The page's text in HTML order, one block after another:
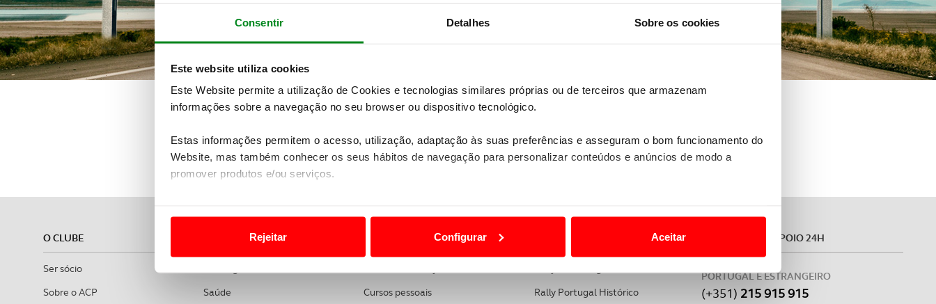
Consentir Detalhes Sobre os cookies
Este website utiliza cookies
Este Website permite a utilização de Cookies e tecnologias similares próprias ou de terceiros que armazenam
informações sobre a navegação no seu browser ou dispositivo tecnológico.
Estas informações permitem o acesso, utilização, adaptação às suas preferências e asseguram o bom funcionamento do
Website, mas também conhecer os seus hábitos de navegação para personalizar conteúdos e anúncios de modo a
promover produtos e/ou serviços.
Usamos cookies para melhorar a sua experiência digital, personalizar conteúdos e anúncios, para lhe proporcionar
funcionalidades de redes sociais, bem como para analisar dados de navegação no nosso website.
Rejeitar Configurar Aceitar
O CLUBE
Ser sócio
Sobre o ACP
ASSISTÊNCIA
Saúde
Cursos pessoais
Rally Portugal Histórico
ASSISTÊNCIA E APOIO 24H
PORTUGAL E ESTRANGEIRO
(+351) 215 915 915